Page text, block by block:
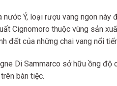
Ý, loại rượu vang ngon
Cignomoro thuộc vùng sản
đất của những chai vang nổi
Di Sammarco sở hữu ồng
bàn tiệc.